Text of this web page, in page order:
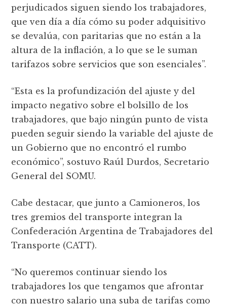
perjudicados siguen siendo los trabajadores,
que ven día a día cómo su poder adquisitivo
se devalúa, con paritarias que no están a la
altura de la inflación, a lo que se le suman
tarifazos sobre servicios que son esenciales”.
“Esta es la profundización del ajuste y del
impacto negativo sobre el bolsillo de los
trabajadores, que bajo ningún punto de vista
pueden seguir siendo la variable del ajuste de
un Gobierno que no encontró el rumbo
económico”, sostuvo Raúl Durdos, Secretario
General del SOMU.
Cabe destacar, que junto a Camioneros, los
tres gremios del transporte integran la
Confederación Argentina de Trabajadores del
Transporte (CATT).
“No queremos continuar siendo los
trabajadores los que tengamos que afrontar
con nuestro salario una suba de tarifas como